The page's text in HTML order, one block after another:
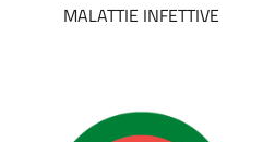
MALATTIE INFETTIVE